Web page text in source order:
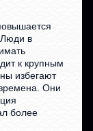
в
к крупным
избегают
Они
более